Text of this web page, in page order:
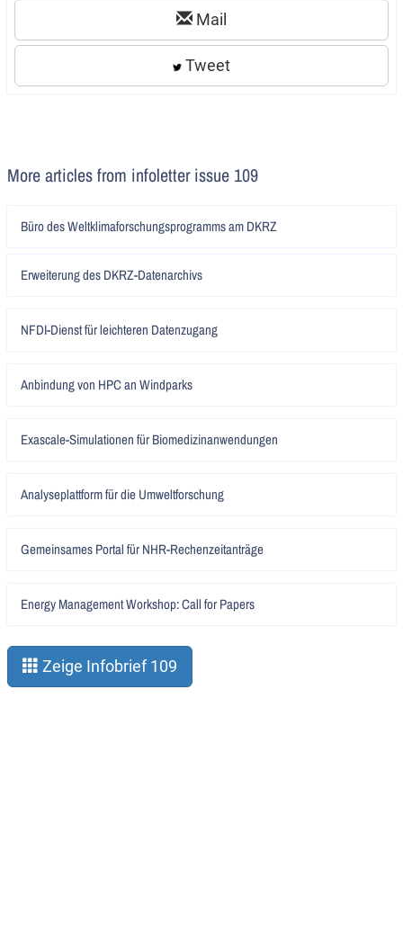
Mail
Tweet
More articles from infoletter issue 109
Büro des Weltklimaforschungsprogramms am DKRZ
Erweiterung des DKRZ-Datenarchivs
NFDI-Dienst für leichteren Datenzugang
Anbindung von HPC an Windparks
Exascale-Simulationen für Biomedizinanwendungen
Analyseplattform für die Umweltforschung
Gemeinsames Portal für NHR-Rechenzeitanträge
Energy Management Workshop: Call for Papers
Zeige Infobrief 109